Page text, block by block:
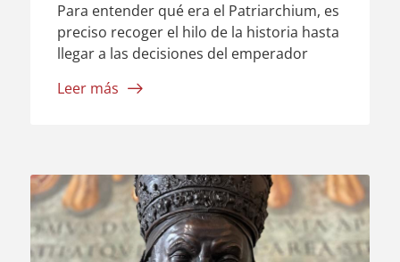
Para entender qué era el Patriarchium, es
preciso recoger el hilo de la historia hasta
llegar a las decisiones del emperador
Eusebio de Cesarea, Constantino y su
Leer más